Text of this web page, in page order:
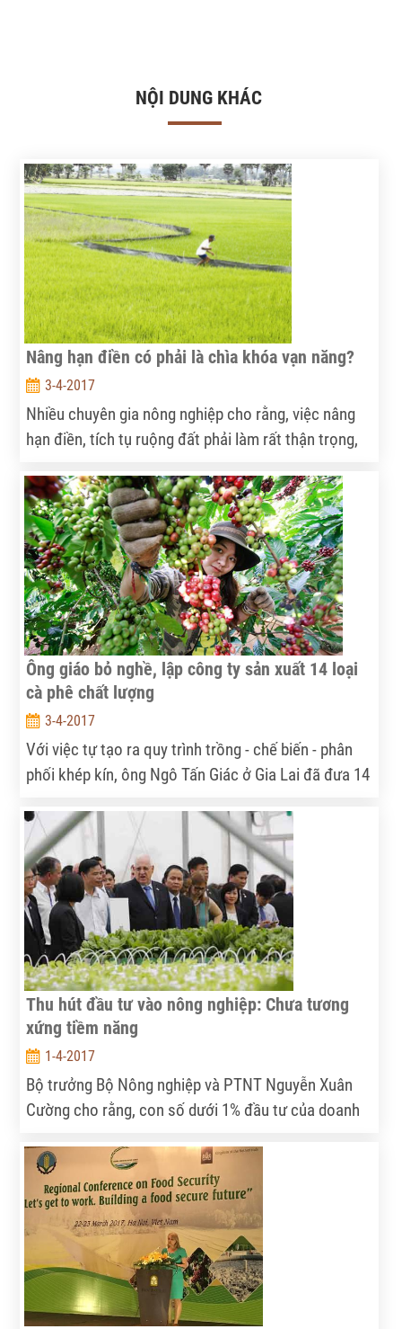
NỘI DUNG KHÁC
Nâng hạn điền có phải là chìa khóa vạn năng?
3-4-2017
Nhiều chuyên gia nông nghiệp cho rằng, việc nâng
hạn điền, tích tụ ruộng đất phải làm rất thận trọng,
hóa.
Ông giáo bỏ nghề, lập công ty sản xuất 14 loại
cà phê chất lượng
3-4-2017
Với việc tự tạo ra quy trình trồng - chế biến - phân
phối khép kín, ông Ngô Tấn Giác ở Gia Lai đã đưa 14
thương hiệu Cà phê Thu Hà.
Thu hút đầu tư vào nông nghiệp: Chưa tương
xứng tiềm năng
1-4-2017
Bộ trưởng Bộ Nông nghiệp và PTNT Nguyễn Xuân
Cường cho rằng, con số dưới 1% đầu tư của doanh
hạn chế, thiếu ổn định và chưa tương xứng với tiềm
năng, cũng như nhu cầu phát triển của ngành.